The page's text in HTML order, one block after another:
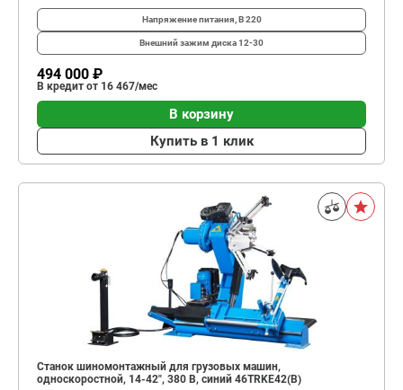
Напряжение питания, В220
Внешний зажим диска12-30
494 000 ₽
В кредит от 16 467/мес
В корзину
Купить в 1 клик
Станок шиномонтажный для грузовых машин,
односкоростной, 14-42", 380 В, синий 46TRKE42(B)